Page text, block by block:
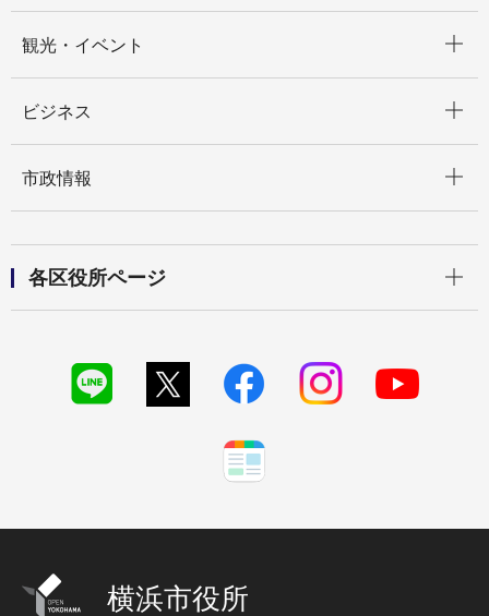
観光・イベント
ビジネス
市政情報
各区役所ページ
横浜市役所